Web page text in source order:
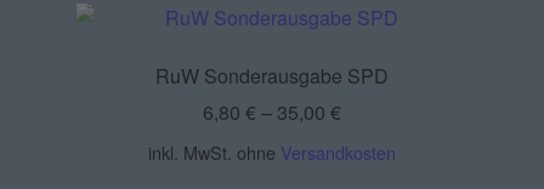
RuW Sonderausgabe SPD
6,80 €– 35,00 €
inkl. MwSt. ohne Versandkosten